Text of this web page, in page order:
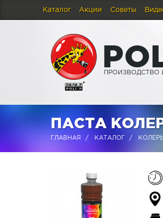
Каталог Акции Советы
PO
ПАСТА
ГЛАВНАЯ КАТАЛОГ